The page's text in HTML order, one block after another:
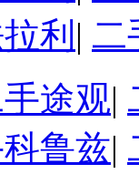
利 | 二
途观|
鲁兹|